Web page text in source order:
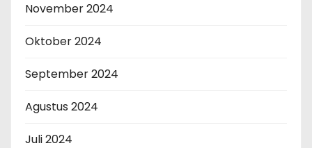
November 2024
Oktober 2024
September 2024
Agustus 2024
Juli 2024